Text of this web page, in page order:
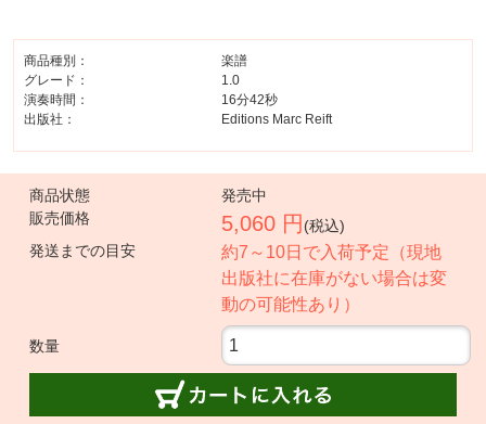
商品種別：
楽譜
グレード：
1.0
演奏時間：
16分42秒
出版社：
Editions Marc Reift
商品状態
発売中
販売価格
5,060 円 (税込)
発送までの目安
約7～10日で入荷予定（現地
出版社に在庫がない場合は変
動の可能性あり）
数量